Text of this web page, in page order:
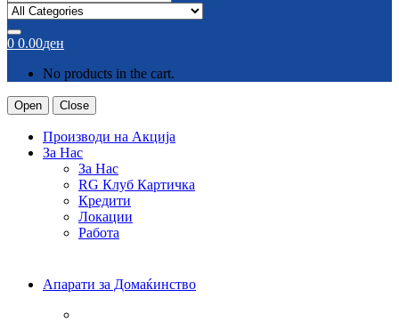
0 0.00ден
No products in the cart.
Open Close
Производи на Акција
За Нас
За Нас
RG Клуб Картичка
Кредити
Локации
Работа
Апарати за Домаќинство